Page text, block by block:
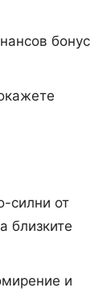
бонус
силни от
близките
и